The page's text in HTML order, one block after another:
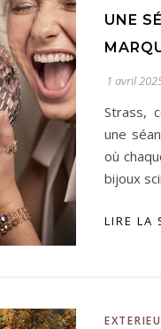
UNE
1 avril
Strass,
une
où
bijoux
LIRE LA